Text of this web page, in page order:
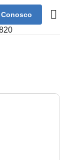
Conosco